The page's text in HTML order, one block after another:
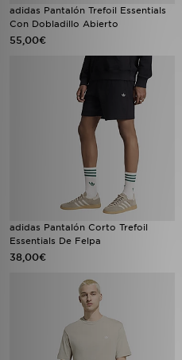
adidas Pantalón Trefoil Essentials
Con Dobladillo Abierto
55,00€
adidas Pantalón Corto Trefoil
Essentials De Felpa
38,00€